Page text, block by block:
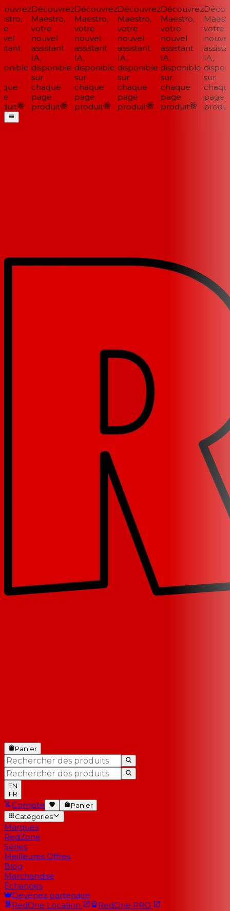
Découvrez
Maestro,
votre
nouvel
assistant
IA,
disponible
sur
chaque
page
produit
Découvrez
Maestro,
votre
nouvel
assistant
IA,
disponible
sur
chaque
page
produit
Découvrez
Maestro,
votre
nouvel
assistant
IA,
disponible
sur
chaque
page
produit
Découvrez
Maestro,
votre
nouvel
assistant
IA,
disponible
sur
chaque
page
produit
votre
nouvel
IA,
sur
chaque
page
produit
Panier
EN
FR
Compte
Panier
Catégories
Marques
RedZone
Séries
Meilleures Offres
Blog
Marchandise
Échanges
Devenez partenaire
RedOne Location RedOne PRO